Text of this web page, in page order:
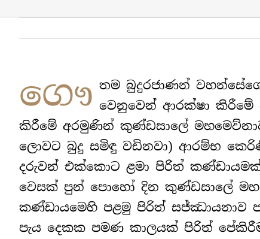
ගෞ තම බුදුරජාණන්
වෙනුවෙන් ආරක්ෂා
කිරීමේ අරමුණින් කුණ්ඩසාලේ
ලොවට බුදු සමිඳු වඩිනවා) ආරම්භ
දරුවන් එක්කොට ළමා පිරිත් කණ්ඩායමක්
වෙසක් පුන් පොහෝ දින කුණ්ඩසාලේ
කණ්ඩායමෙහි පළමු පිරිත් සජ්ඣායනාව
පැය දෙකක පමණ කාලයක් පිරිත්